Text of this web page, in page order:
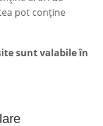
pot conține
sunt valabile în